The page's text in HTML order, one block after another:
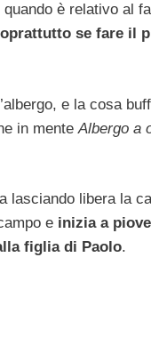
è relativo al
se fare il
e la cosa
in menteAlbergo a
lasciando libera la
e inizia a
figlia di Paolo.